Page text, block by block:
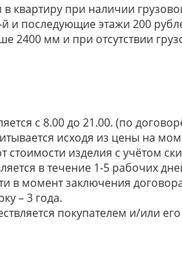
квартиру при наличии
и последующие этажи 200
2400 мм и при отсутствии
с 8.00 до 21.00. (по
исходя из цены на
стоимости изделия с учётом
в течение 1-5 рабочих
в момент заключения
– 3 года.
покупателем и/или